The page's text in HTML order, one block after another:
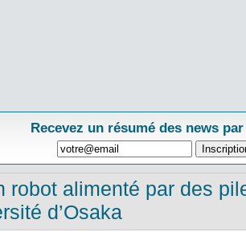
Recevez un résumé des news
robot alimenté par des
d’Osaka